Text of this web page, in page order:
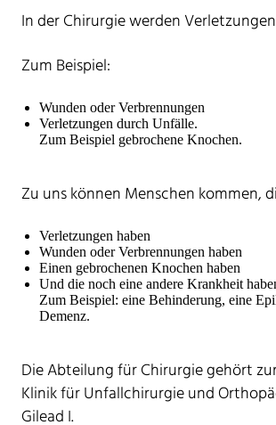
In der Chirurgie werden
Zum Beispiel:
Wunden oder Verbrennungen
Verletzungen durch Unfälle.
Zum Beispiel gebrochene Knochen.
Zu uns können Menschen kommen,
Verletzungen haben
Wunden oder Verbrennungen haben
Einen gebrochenen Knochen haben
Und die noch eine andere Krankheit
Zum Beispiel: eine Behinderung, eine
Demenz.
Die Abteilung für Chirurgie gehört
Klinik für Unfallchirurgie und
Gilead I.